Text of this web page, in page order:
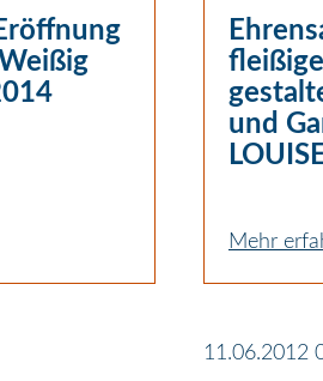
und
Mehr
11.06.2012